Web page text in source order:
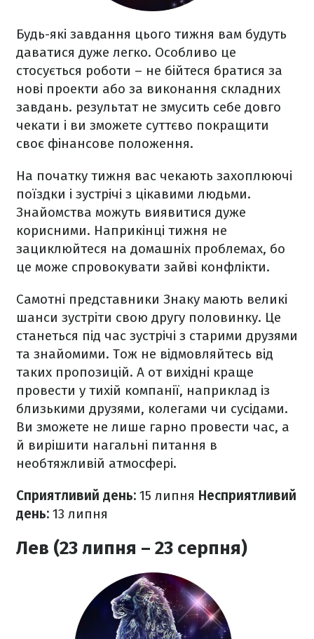
Будь-які завдання цього тижня вам будуть
даватися дуже легко. Особливо це
стосується роботи – не бійтеся братися за
нові проекти або за виконання складних
завдань. результат не змусить себе довго
чекати і ви зможете суттєво покращити
своє фінансове положення.
На початку тижня вас чекають захоплюючі
поїздки і зустрічі з цікавими людьми.
Знайомства можуть виявитися дуже
корисними. Наприкінці тижня не
зациклюйтеся на домашніх проблемах, бо
це може спровокувати зайві конфлікти.
Самотні представники Знаку мають великі
шанси зустріти свою другу половинку. Це
станеться під час зустрічі з старими друзями
та знайомими. Тож не відмовляйтесь від
таких пропозицій. А от вихідні краще
провести у тихій компанії, наприклад із
близькими друзями, колегами чи сусідами.
Ви зможете не лише гарно провести час, а
й вирішити нагальні питання в
необтяжливій атмосфері.
Сприятливий день: 15 липня Несприятливий
день: 13 липня
Лев (23 липня – 23 серпня)